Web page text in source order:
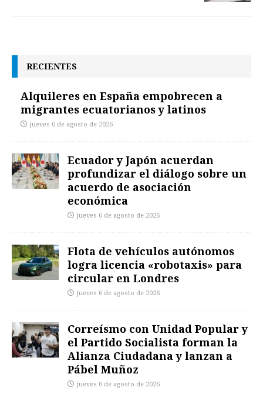
RECIENTES
Alquileres en España empobrecen a
migrantes ecuatorianos y latinos
jueves 6 de agosto de 2026
Ecuador y Japón acuerdan
profundizar el diálogo sobre un
acuerdo de asociación
económica
jueves 6 de agosto de 2026
Flota de vehículos autónomos
logra licencia «robotaxis» para
circular en Londres
jueves 6 de agosto de 2026
Correísmo con Unidad Popular y
el Partido Socialista forman la
Alianza Ciudadana y lanzan a
Pábel Muñoz
jueves 6 de agosto de 2026